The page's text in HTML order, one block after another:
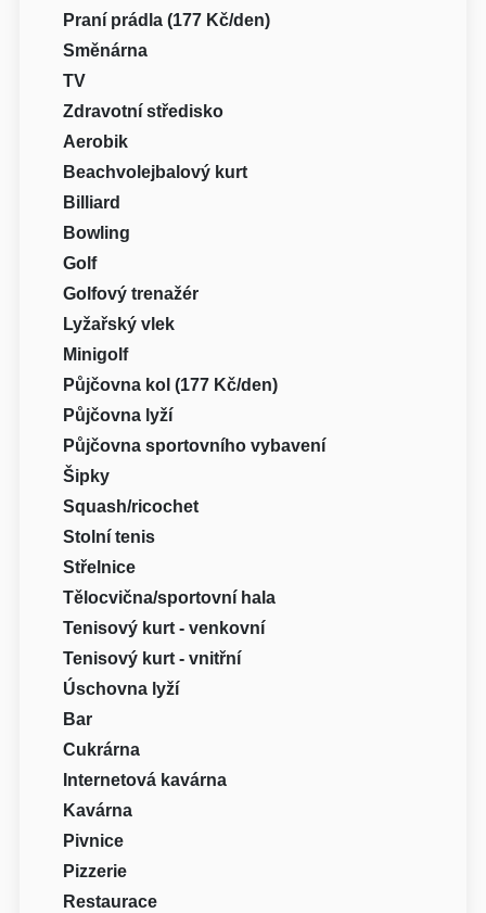
Praní prádla (177 Kč/den)
Směnárna
TV
Zdravotní středisko
Aerobik
Beachvolejbalový kurt
Billiard
Bowling
Golf
Golfový trenažér
Lyžařský vlek
Minigolf
Půjčovna kol (177 Kč/den)
Půjčovna lyží
Půjčovna sportovního vybavení
Šipky
Squash/ricochet
Stolní tenis
Střelnice
Tělocvična/sportovní hala
Tenisový kurt - venkovní
Tenisový kurt - vnitřní
Úschovna lyží
Bar
Cukrárna
Internetová kavárna
Kavárna
Pivnice
Pizzerie
Restaurace